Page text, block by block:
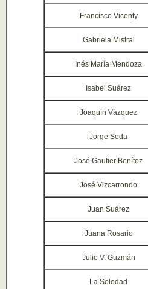
Francisco Vicenty
Gabriela Mistral
Inés María Mendoza
Isabel Suárez
Joaquín Vázquez
Jorge Seda
José Gautier Benítez
José Vizcarrondo
Juan Suárez
Juana Rosario
Julio V. Guzmán
La Soledad